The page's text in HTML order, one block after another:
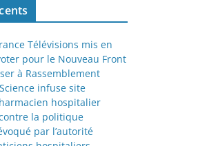
Télévisions mis en
pour le Nouveau Front
à Rassemblement
infuse site
hospitalier
la politique
par l’autorité